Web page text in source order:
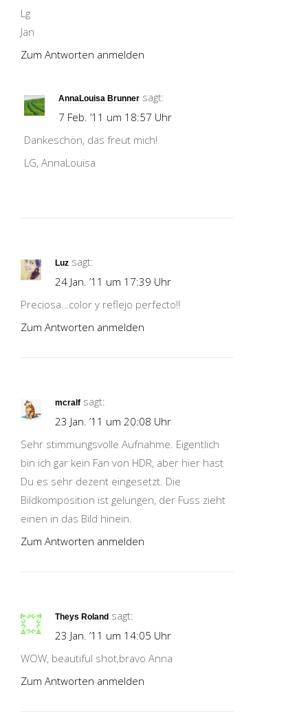
Lg
Jan
Zum Antworten anmelden
AnnaLouisa Brunner sagt:
7 Feb. ’11 um 18:57 Uhr
Dankeschön, das freut mich!
LG, AnnaLouisa
Luz sagt:
24 Jan. ’11 um 17:39 Uhr
Preciosa…color y reflejo perfecto!!
Zum Antworten anmelden
mcralf sagt:
23 Jan. ’11 um 20:08 Uhr
Sehr stimmungsvolle Aufnahme. Eigentlich
bin ich gar kein Fan von HDR, aber hier hast
Du es sehr dezent eingesetzt. Die
Bildkomposition ist gelungen, der Fuss zieht
einen in das Bild hinein.
Zum Antworten anmelden
Theys Roland sagt:
23 Jan. ’11 um 14:05 Uhr
WOW, beautiful shot,bravo Anna
Zum Antworten anmelden